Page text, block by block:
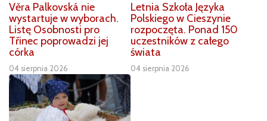
Věra Palkovská nie
wystartuje w wyborach.
Listę Osobnosti pro
Třinec poprowadzi jej
córka
04 sierpnia 2026
Letnia Szkoła Języka
Polskiego w Cieszynie
rozpoczęta. Ponad 150
uczestników z całego
świata
04 sierpnia 2026